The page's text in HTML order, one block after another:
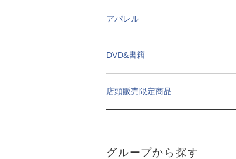
アパレル
DVD&書籍
店頭販売限定商品
グループから探す